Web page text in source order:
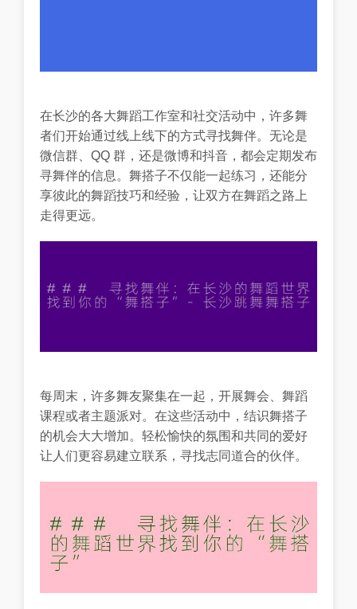
在长沙的各大舞蹈工作室和社交活动中，许多舞
者们开始通过线上线下的方式寻找舞伴。无论是
微信群、QQ 群，还是微博和抖音，都会定期发布
寻舞伴的信息。舞搭子不仅能一起练习，还能分
享彼此的舞蹈技巧和经验，让双方在舞蹈之路上
走得更远。
每周末，许多舞友聚集在一起，开展舞会、舞蹈
课程或者主题派对。在这些活动中，结识舞搭子
的机会大大增加。轻松愉快的氛围和共同的爱好
让人们更容易建立联系，寻找志同道合的伙伴。